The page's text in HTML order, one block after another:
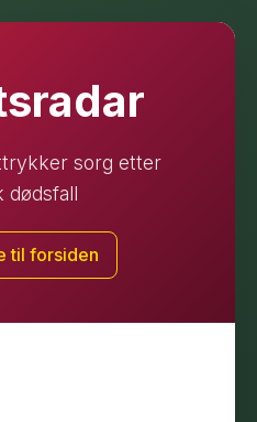
sorg etter
dødsfall
til forsiden